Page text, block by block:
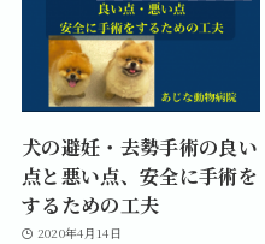
犬の避妊・去勢手術の良い
点と悪い点、安全に手術を
するための工夫
2020年4月14日